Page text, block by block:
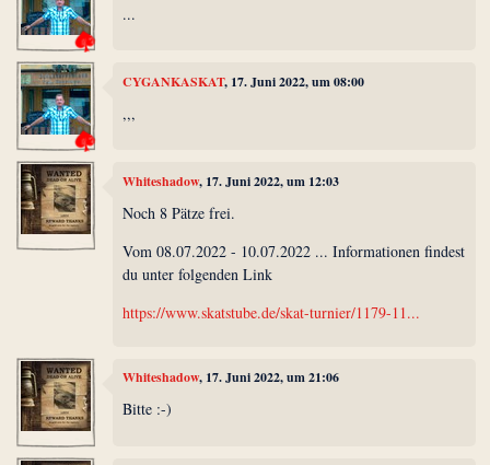
...
CYGANKASKAT, 17. Juni 2022, um 08:00
,,,
Whiteshadow, 17. Juni 2022, um 12:03
Noch 8 Pätze frei.
Vom 08.07.2022 - 10.07.2022 ... Informationen findest
du unter folgenden Link
https://www.skatstube.de/skat-turnier/1179-11...
Whiteshadow, 17. Juni 2022, um 21:06
Bitte :-)